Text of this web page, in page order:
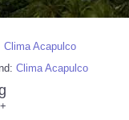
Clima Acapulco
Clima Acapulco